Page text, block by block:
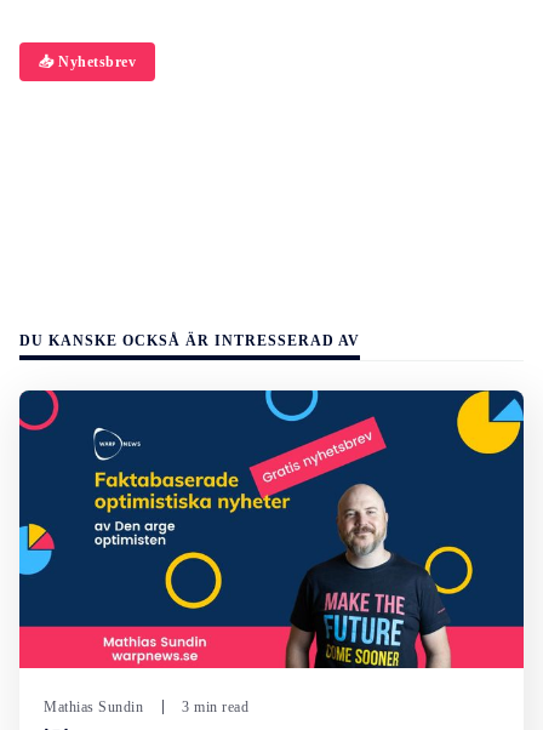
📥 Nyhetsbrev
DU KANSKE OCKSÅ ÄR INTRESSERAD AV
Mathias Sundin 3 min read